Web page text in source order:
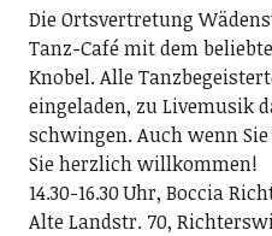
Die Ortsvertretung
Tanz-Café mit dem
Knobel. Alle
eingeladen, zu Livemusik
schwingen. Auch wenn
Sie herzlich willkommen!
14.30-16.30 Uhr, Boccia
Alte Landstr. 70,